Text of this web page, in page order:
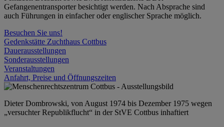
Gefangenentransporter besichtigt werden. Nach Absprache sind
auch Führungen in einfacher oder englischer Sprache möglich.
Besuchen Sie uns!
Gedenkstätte Zuchthaus Cottbus
Dauerausstellungen
Sonderausstellungen
Veranstaltungen
Anfahrt, Preise und Öffnungszeiten
Dieter Dombrowski, von August 1974 bis Dezember 1975 wegen
„versuchter Republikflucht“ in der StVE Cottbus inhaftiert